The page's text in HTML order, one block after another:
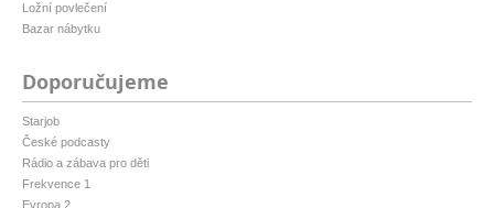
Ložní povlečení
Bazar nábytku
Doporučujeme
Starjob
České podcasty
Rádio a zábava pro děti
Frekvence 1
Evropa 2